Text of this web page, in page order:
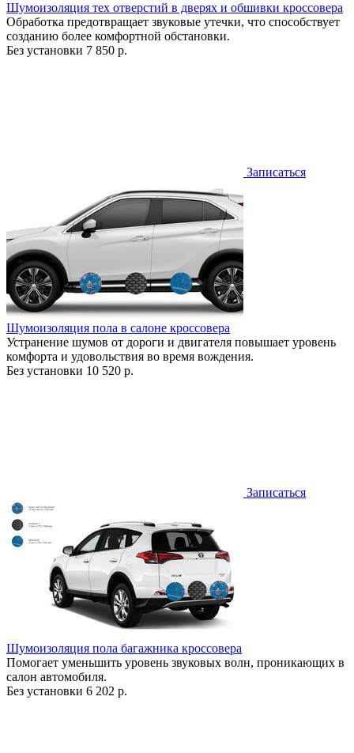
Шумоизоляция тех отверстий в дверях и обшивки кроссовера
Обработка предотвращает звуковые утечки, что способствует
созданию более комфортной обстановки.
Без установки 7 850 р.
Записаться
Шумоизоляция пола в салоне кроссовера
Устранение шумов от дороги и двигателя повышает уровень
комфорта и удовольствия во время вождения.
Без установки 10 520 р.
Записаться
Шумоизоляция пола багажника кроссовера
Помогает уменьшить уровень звуковых волн, проникающих в
салон автомобиля.
Без установки 6 202 р.